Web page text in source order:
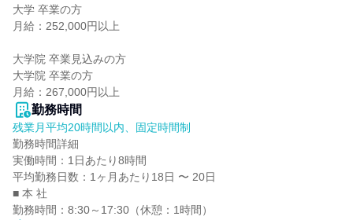
大学 卒業の方
月給：252,000円以上
大学院 卒業見込みの方
大学院 卒業の方
月給：267,000円以上
勤務時間
残業月平均20時間以内、固定時間制
勤務時間詳細
実働時間：1日あたり8時間
平均勤務日数：1ヶ月あたり18日 〜 20日
■ 本 社
勤務時間：8:30～17:30（休憩：1時間）